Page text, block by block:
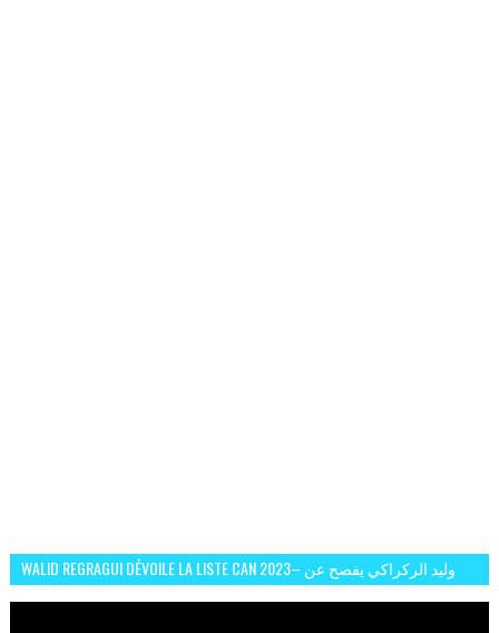
WALID REGRAGUI DÉVOILE LA LISTE CAN 2023– وليد الركراكي يفصح عن
لائحة كأس افريقيا 2023